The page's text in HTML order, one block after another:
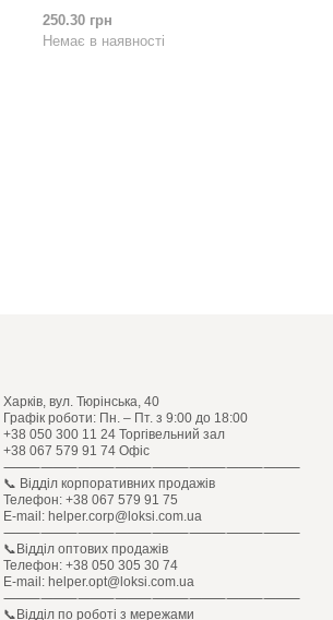
250.30 грн
Немає в наявності
Харків, вул. Тюрінська, 40
Графік роботи: Пн. – Пт. з 9:00 до 18:00
+38 050 300 11 24 Торгівельний зал
+38 067 579 91 74 Офіс
⸻⸻⸻⸻⸻⸻⸻⸻
📞 Відділ корпоративних продажів
Телефон: +38 067 579 91 75
E-mail: helper.corp@loksi.com.ua
⸻⸻⸻⸻⸻⸻⸻⸻
📞Відділ оптових продажів
Телефон: +38 050 305 30 74
E-mail: helper.opt@loksi.com.ua
⸻⸻⸻⸻⸻⸻⸻⸻
📞Відділ по роботі з мережами